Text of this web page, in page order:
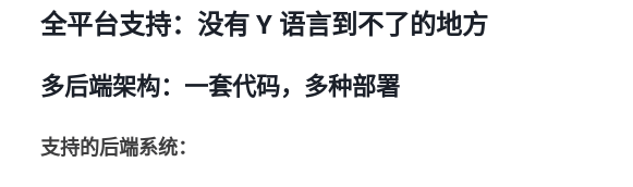
全平台支持：没有 Y 语言到不了的地方
多后端架构：一套代码，多种部署
支持的后端系统：